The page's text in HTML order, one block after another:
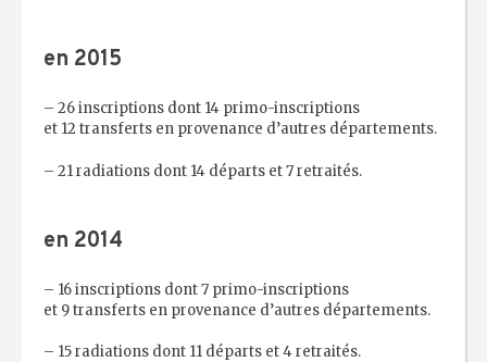
en 2015
– 26 inscriptions dont 14 primo-inscriptions
et 12 transferts en provenance d’autres départements.
– 21 radiations dont 14 départs et 7 retraités.
en 2014
– 16 inscriptions dont 7 primo-inscriptions
et 9 transferts en provenance d’autres départements.
– 15 radiations dont 11 départs et 4 retraités.